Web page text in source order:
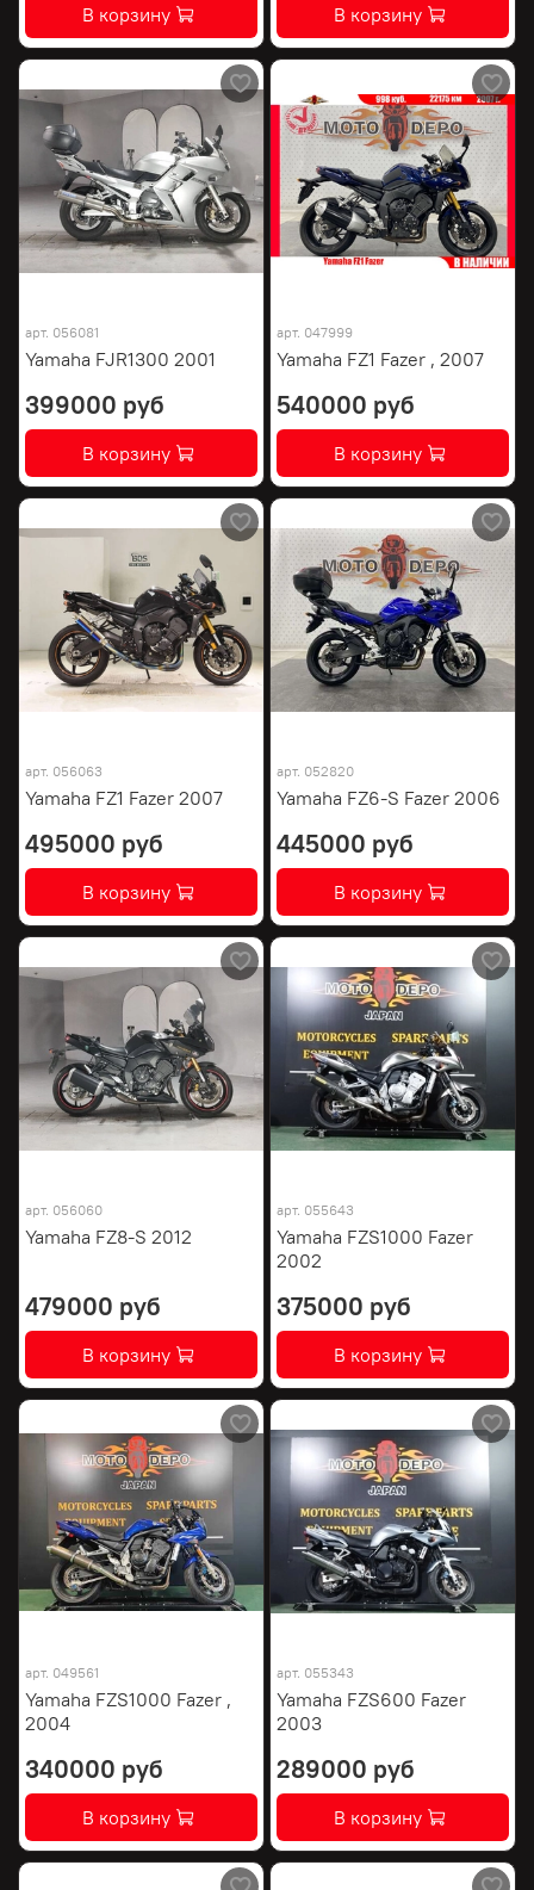
В корзину В корзину
арт. 056081
Yamaha FJR1300 2001
399000 руб
В корзину
арт. 047999
Yamaha FZ1 Fazer , 2007
540000 руб
В корзину
арт. 056063
Yamaha FZ1 Fazer 2007
495000 руб
В корзину
арт. 052820
Yamaha FZ6-S Fazer 2006
445000 руб
В корзину
арт. 056060
Yamaha FZ8-S 2012
479000 руб
В корзину
арт. 055643
Yamaha FZS1000 Fazer
2002
375000 руб
В корзину
арт. 049561
Yamaha FZS1000 Fazer ,
2004
340000 руб
В корзину
арт. 055343
Yamaha FZS600 Fazer
2003
289000 руб
В корзину